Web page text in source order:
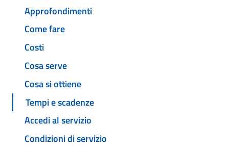
Approfondimenti
Come fare
Costi
Cosa serve
Cosa si ottiene
Tempi e scadenze
Accedi al servizio
Condizioni di servizio